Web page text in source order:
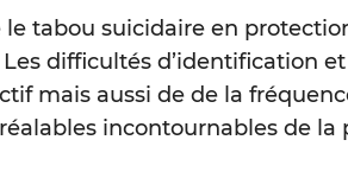
tabou suicidaire en
Les difficultés
mais aussi de de la
incontournables de